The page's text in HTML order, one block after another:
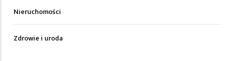
Nieruchomości
Zdrowie i uroda